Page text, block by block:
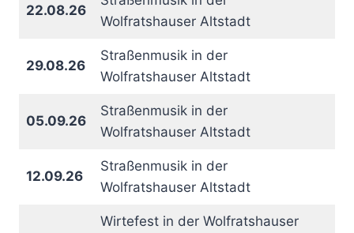
22.08.26
Wolfratshauser Altstadt
29.08.26
Straßenmusik in der
Wolfratshauser Altstadt
05.09.26
Straßenmusik in der
Wolfratshauser Altstadt
12.09.26
Straßenmusik in der
Wolfratshauser Altstadt
Wirtefest in der Wolfratshauser